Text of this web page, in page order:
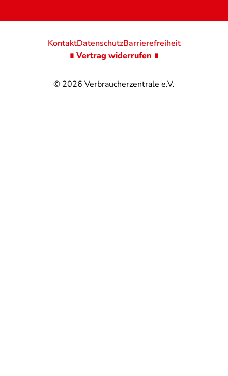
© 2026 Verbraucherzentrale e.V.
KontaktDatenschutzBarrierefreiheit
∎ Vertrag widerrufen ∎